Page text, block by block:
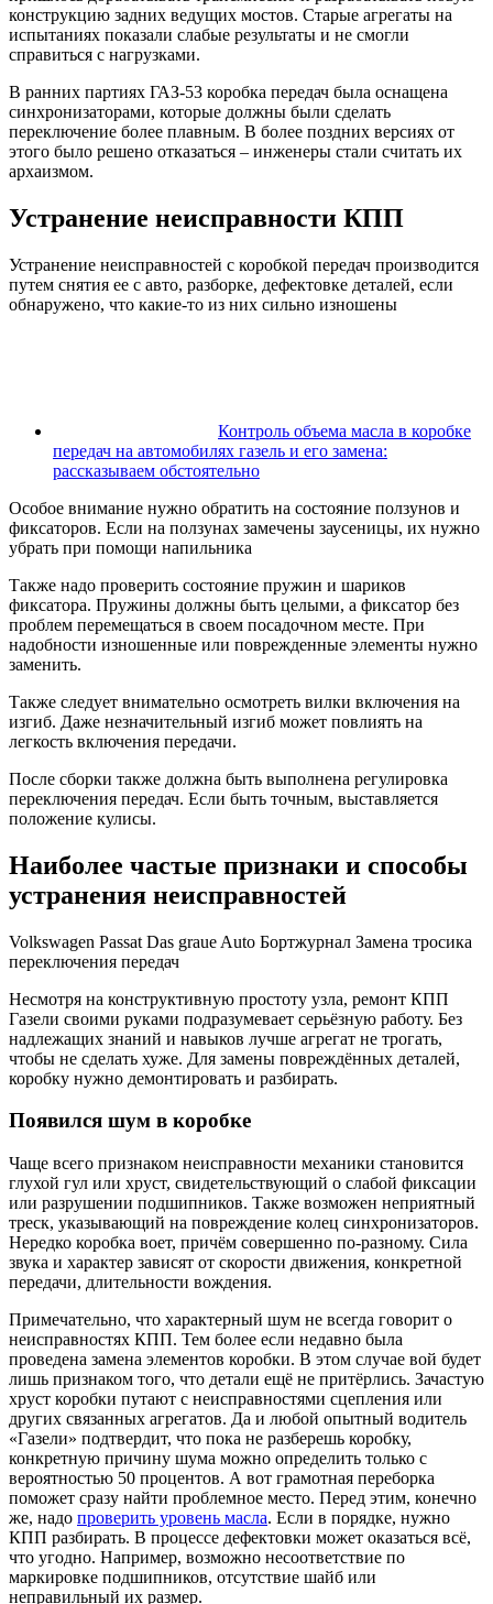
конструкцию задних ведущих мостов. Старые агрегаты на
испытаниях показали слабые результаты и не смогли
справиться с нагрузками.
В ранних партиях ГАЗ-53 коробка передач была оснащена
синхронизаторами, которые должны были сделать
переключение более плавным. В более поздних версиях от
этого было решено отказаться – инженеры стали считать их
архаизмом.
Устранение неисправности КПП
Устранение неисправностей с коробкой передач производится
путем снятия ее с авто, разборке, дефектовке деталей, если
обнаружено, что какие-то из них сильно изношены
Контроль объема масла в коробке
передач на автомобилях газель и его замена:
рассказываем обстоятельно
Особое внимание нужно обратить на состояние ползунов и
фиксаторов. Если на ползунах замечены заусеницы, их нужно
убрать при помощи напильника
Также надо проверить состояние пружин и шариков
фиксатора. Пружины должны быть целыми, а фиксатор без
проблем перемещаться в своем посадочном месте. При
надобности изношенные или поврежденные элементы нужно
заменить.
Также следует внимательно осмотреть вилки включения на
изгиб. Даже незначительный изгиб может повлиять на
легкость включения передачи.
После сборки также должна быть выполнена регулировка
переключения передач. Если быть точным, выставляется
положение кулисы.
Наиболее частые признаки и способы
устранения неисправностей
Volkswagen Passat Das graue Auto Бортжурнал Замена тросика
переключения передач
Несмотря на конструктивную простоту узла, ремонт КПП
Газели своими руками подразумевает серьёзную работу. Без
надлежащих знаний и навыков лучше агрегат не трогать,
чтобы не сделать хуже. Для замены повреждённых деталей,
коробку нужно демонтировать и разбирать.
Появился шум в коробке
Чаще всего признаком неисправности механики становится
глухой гул или хруст, свидетельствующий о слабой фиксации
или разрушении подшипников. Также возможен неприятный
треск, указывающий на повреждение колец синхронизаторов.
Нередко коробка воет, причём совершенно по-разному. Сила
звука и характер зависят от скорости движения, конкретной
передачи, длительности вождения.
Примечательно, что характерный шум не всегда говорит о
неисправностях КПП. Тем более если недавно была
проведена замена элементов коробки. В этом случае вой будет
лишь признаком того, что детали ещё не притёрлись. Зачастую
хруст коробки путают с неисправностями сцепления или
других связанных агрегатов. Да и любой опытный водитель
«Газели» подтвердит, что пока не разберешь коробку,
конкретную причину шума можно определить только с
вероятностью 50 процентов. А вот грамотная переборка
поможет сразу найти проблемное место. Перед этим, конечно
же, надо проверить уровень масла. Если в порядке, нужно
КПП разбирать. В процессе дефектовки может оказаться всё,
что угодно. Например, возможно несоответствие по
маркировке подшипников, отсутствие шайб или
неправильный их размер.